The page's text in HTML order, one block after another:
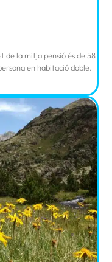
de la mitja pensió és de 58
en habitació doble.